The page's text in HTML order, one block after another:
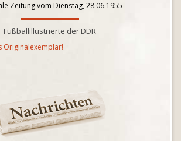
Zeitung vom Dienstag, 28.06.1955
Fußballillustrierte der DDR
Originalexemplar!